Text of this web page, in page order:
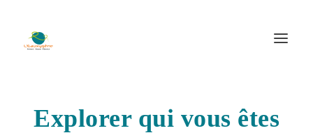
Explorer qui vous êtes